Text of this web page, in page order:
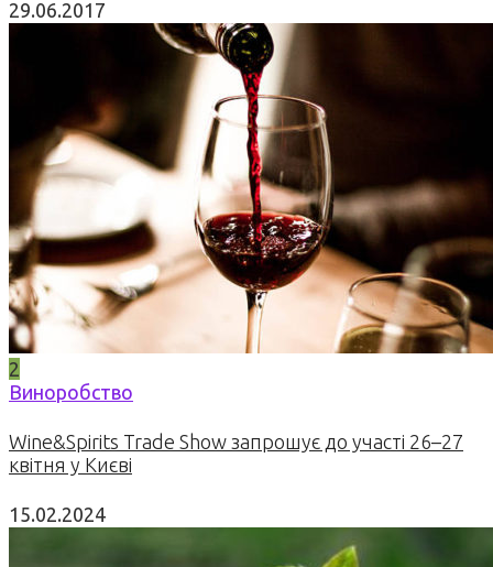
29.06.2017
2
Виноробство
Wine&Spirits Trade Show запрошує до участі 26–27
квітня у Києві
15.02.2024